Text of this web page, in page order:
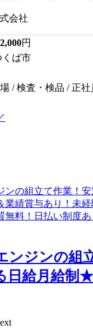
会社
円
くば市
/ 検査・検品 / 正社
ンジンの組
日給月給制